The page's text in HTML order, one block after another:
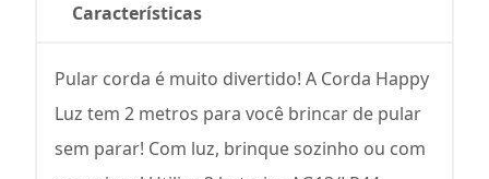
Características
Pular corda é muito divertido! A Corda Happy
Luz tem 2 metros para você brincar de pular
sem parar! Com luz, brinque sozinho ou com